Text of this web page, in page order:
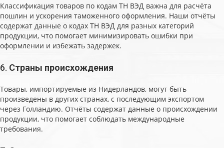
Классификация товаров по кодам ТН ВЭД важна для расчёта
пошлин и ускорения таможенного оформления. Наши отчёты
содержат данные о кодах ТН ВЭД для разных категорий
продукции, что помогает минимизировать ошибки при
оформлении и избежать задержек.
6. Страны происхождения
Товары, импортируемые из Нидерландов, могут быть
произведены в других странах, с последующим экспортом
через Голландию. Отчёты содержат данные о происхождении
продукции, что помогает соблюдать международные
требования.